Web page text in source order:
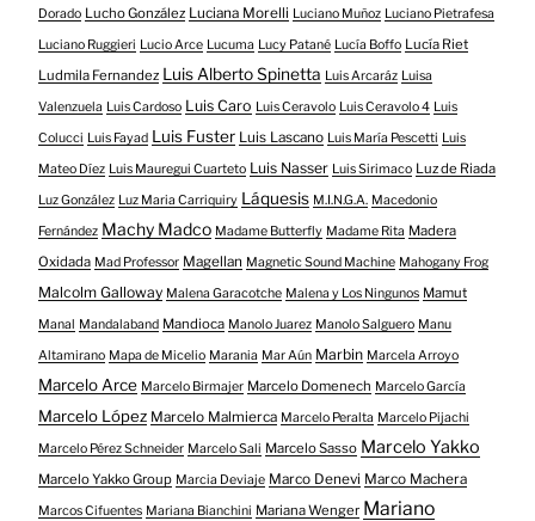
Dorado Lucho González Luciana Morelli Luciano Muñoz Luciano Pietrafesa
Luciano Ruggieri Lucio Arce Lucuma Lucy Patané Lucía Boffo Lucía Riet
Ludmila Fernandez Luis Alberto Spinetta Luis Arcaráz Luisa
Valenzuela Luis Cardoso Luis Caro Luis Ceravolo Luis Ceravolo 4 Luis
Colucci Luis Fayad Luis Fuster Luis Lascano Luis María Pescetti Luis
Mateo Díez Luis Mauregui Cuarteto Luis Nasser Luis Sirimaco Luz de Riada
Luz González Luz Maria Carriquiry Láquesis M.I.N.G.A. Macedonio
Fernández Machy Madco Madame Butterfly Madame Rita Madera
Oxidada Mad Professor Magellan Magnetic Sound Machine Mahogany Frog
Malcolm Galloway Malena Garacotche Malena y Los Ningunos Mamut
Manal Mandalaband Mandioca Manolo Juarez Manolo Salguero Manu
Altamirano Mapa de Micelio Marania Mar Aún Marbin Marcela Arroyo
Marcelo Arce Marcelo Birmajer Marcelo Domenech Marcelo García
Marcelo López Marcelo Malmierca Marcelo Peralta Marcelo Pijachi
Marcelo Pérez Schneider Marcelo Sali Marcelo Sasso Marcelo Yakko
Marcelo Yakko Group Marcia Deviaje Marco Denevi Marco Machera
Marcos Cifuentes Mariana Bianchini Mariana Wenger Mariano